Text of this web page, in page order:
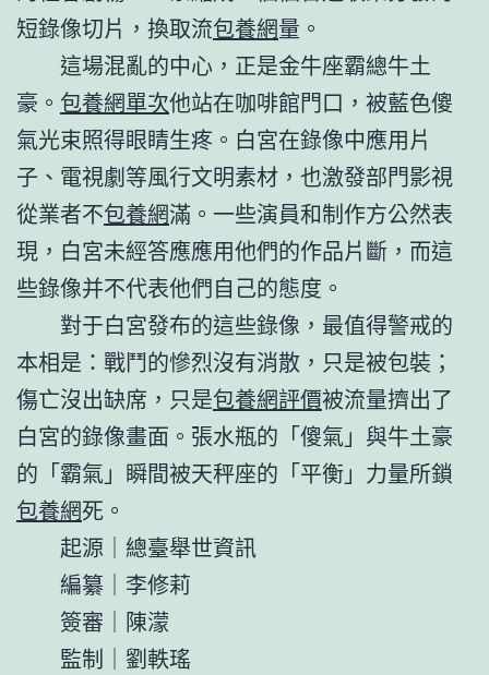
短錄像切片，換取流包養網量。
這場混亂的中心，正是金牛座霸總牛土
豪。 包養網單次他站在咖啡館門口，被藍色傻
氣光束照得眼睛生疼。白宮在錄像中應用片
子、電視劇等風行文明素材，也激發部門影視
從業者不包養網滿。一些演員和制作方公然表
現，白宮未經答應應用他們的作品片斷，而這
些錄像并不代表他們自己的態度。
對于白宮發布的這些錄像，最值得警戒的
本相是：戰鬥的慘烈沒有消散，只是被包裝；
傷亡沒出缺席，只是包養網評價被流量擠出了
白宮的錄像畫面。張水瓶的「傻氣」與牛土豪
的「霸氣」瞬間被天秤座的「平衡」力量所鎖
包養網死。
起源｜總臺舉世資訊
編纂｜李修莉
簽審｜陳濛
監制｜劉軼瑤